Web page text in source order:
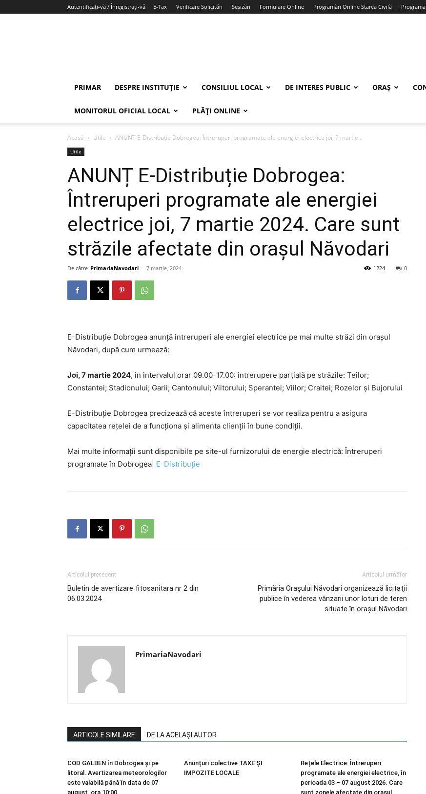
Autentificați-vă / Înregistrați-vă E-Tax Verificare Solicitări Sesizări Formulare Online Programări Online Starea Civilă
PRIMAR DESPRE INSTITUȚIE CONSILIUL LOCAL DE INTERES PUBLIC ORAȘ
MONITORUL OFICIAL LOCAL PLĂȚI ONLINE
Acasă Utile ANUNȚ E-Distribuție Dobrogea: Întreruperi programate ale energiei electrice joi, 7 martie...
Utile
ANUNȚ E-Distribuție Dobrogea:
Întreruperi programate ale energiei
electrice joi, 7 martie 2024. Care sunt
străzile afectate din orașul Năvodari
De către PrimariaNavodari - 7 martie, 2024 0
1224
E-Distribuție Dobrogea anunță întreruperi ale energiei electrice pe mai multe străzi din orașul
Năvodari, după cum urmează:
Joi, 7 martie 2024, în intervalul orar 09.00-17.00: întrerupere parțială pe străzile: Teilor;
Constantei; Stadionului; Garii; Cantonului; Viitorului; Sperantei; Viilor; Craitei; Rozelor şi Bujorului
E-Distribuție Dobrogea precizează că aceste întreruperi se vor realiza pentru a asigura
capacitatea rețelei de a funcționa și alimenta clienții în bune condiții.
Mai multe informații sunt disponibile pe site-ul furnizorului de energie electrică: Întreruperi
programate în Dobrogea| E-Distribuție
Articolul precedent
Buletin de avertizare fitosanitara nr 2 din
06.03.2024
Articolul următor
Primăria Orașului Năvodari organizează licitaţii
publice în vederea vânzarii unor loturi de teren
situate în oraşul Năvodari
PrimariaNavodari
ARTICOLE SIMILARE DE LA ACELAȘI AUTOR
COD GALBEN în Dobrogea și pe
litoral. Avertizarea meteorologilor
este valabilă până în data de 07
august, ora 10:00
Anunțuri colective TAXE ȘI
IMPOZITE LOCALE
Rețele Electrice: Întreruperi
programate ale energiei electrice, în
perioada 03 – 07 august 2026. Care
sunt zonele afectate din orașul